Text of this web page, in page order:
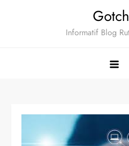
Informatif Blog